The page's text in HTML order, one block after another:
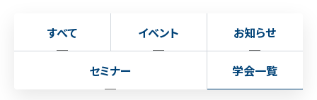
すべて イベント お知らせ
セミナー 学会一覧